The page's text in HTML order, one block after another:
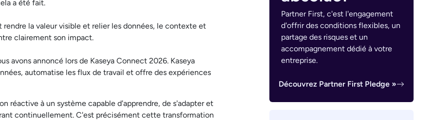
a été fait.
la valeur visible et relier les données, le contexte et
clairement son impact.
avons annoncé lors de Kaseya Connect 2026. Kaseya
automatise les flux de travail et offre des expériences
réactive à un système capable d'apprendre, de s'adapter et
continuellement. C'est précisément cette transformation
Partner First, c'est l'engagement
d'offrir des conditions flexibles, un
partage des risques et un
accompagnement dédié à votre
entreprise.
Découvrez Partner First Pledge »